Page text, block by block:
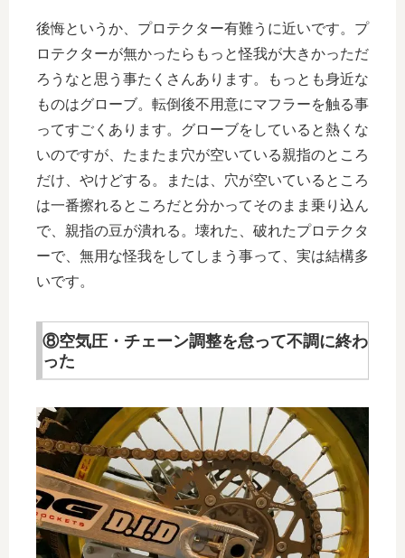
後悔というか、プロテクター有難うに近いです。プ
ロテクターが無かったらもっと怪我が大きかっただ
ろうなと思う事たくさんあります。もっとも身近な
ものはグローブ。転倒後不用意にマフラーを触る事
ってすごくあります。グローブをしていると熱くな
いのですが、たまたま穴が空いている親指のところ
だけ、やけどする。または、穴が空いているところ
は一番擦れるところだと分かってそのまま乗り込ん
で、親指の豆が潰れる。壊れた、破れたプロテクタ
ーで、無用な怪我をしてしまう事って、実は結構多
いです。
⑧空気圧・チェーン調整を怠って不調に終わ
った